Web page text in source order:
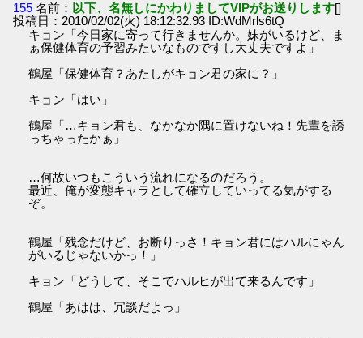
155 名前： 以下、名無しにかわりましてVIPがお送りします[]
投稿日：2010/02/02(火) 18:12:32.93 ID:WdMrls6tQ
キョン「今日家に寄って行きませんか。妹がいるけど、ま
ぁ保健体育の予習みたいなものですし大丈夫ですよ」
鶴屋「保健体育？あたしがキョン君の家に？」
キョン「はい」
鶴屋「…キョン君も、なかなか隅に置けないね！先輩を誘
っちゃったかぁ」
…何故いつもこういう流れになるのだろう。
最近、俺が変態キャラとして確立していってる気がする
ぞ。
鶴屋「残念だけど、お断りっさ！キョン君にはハルにゃん
がいるじゃないかっ！」
キョン「どうして、そこでハルヒが出て来るんです」
鶴屋「あはは、冗談だよっ」